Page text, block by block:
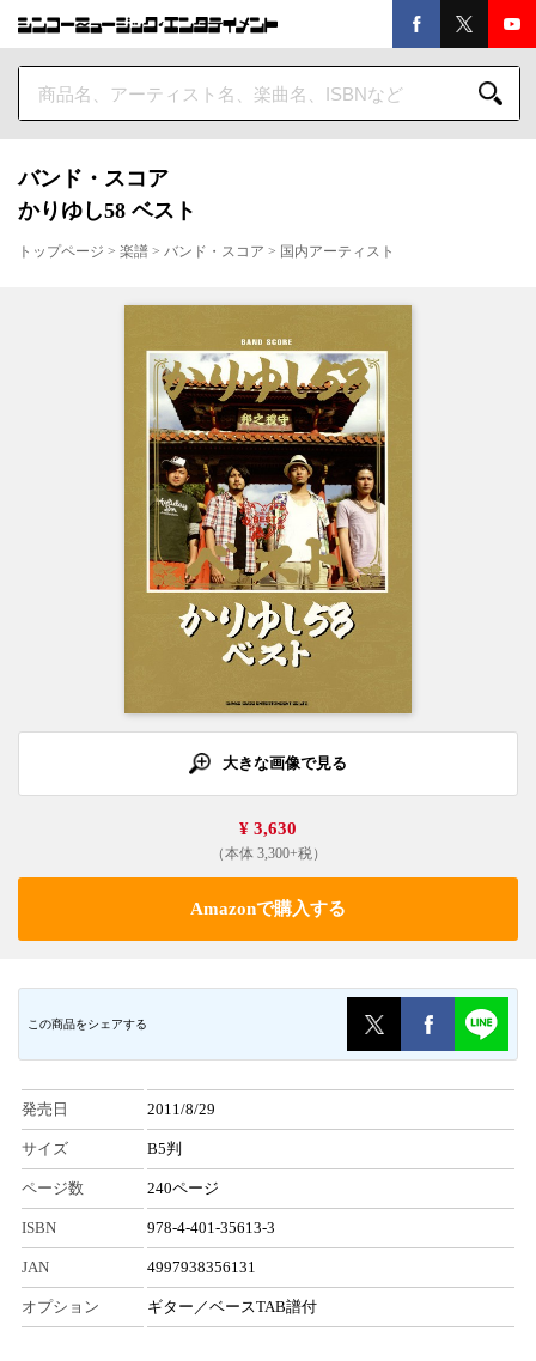
バンド・スコア
かりゆし58 ベスト
トップページ > 楽譜 > バンド・スコア > 国内アーティスト
大きな画像で見る
¥ 3,630
（本体 3,300+税）
Amazonで購入する
この商品をシェアする
発売日 2011/8/29
サイズ B5判
ページ数 240ページ
ISBN 978-4-401-35613-3
JAN 4997938356131
オプション ギター／ベースTAB譜付